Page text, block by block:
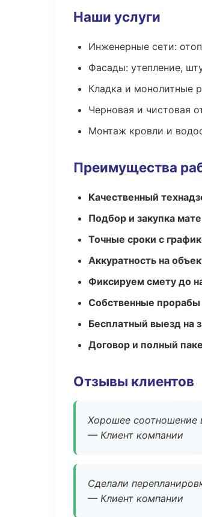
Наши услуги
Инженерные сети:
Фасады: утепление,
Кладка и монолитные
Черновая и чистовая
Монтаж кровли и
Преимущества
Качественный
Подбор и закупка
Точные сроки с
Аккуратность на
Фиксируем смету до
Собственные
Бесплатный выезд на
Договор и полный
Отзывы клиентов
Хорошее соотношение
— Клиент компании
Сделали
— Клиент компании